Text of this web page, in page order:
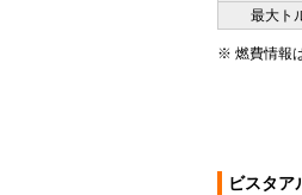
最大ト
※ 燃費情報
ビスタア